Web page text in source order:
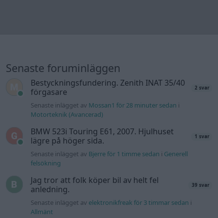
Senaste inlägget av elektronikfreak för 3 timmar sedan
Allmänt
ID 4 vs EX 40 ?
Senaste inlägget av The-GOAT för 3 timmar sedan i El- och
hybridbilar
Ni som kör HEV eller PHEV ? är ni nöjda? 2 svar
Senaste inlägget av
hybridbilar
Senaste inlägget av Jesper328 Igår 11:59
Volvo 740 med lh2.2 spridare öppnar hela
tiden på tändning.